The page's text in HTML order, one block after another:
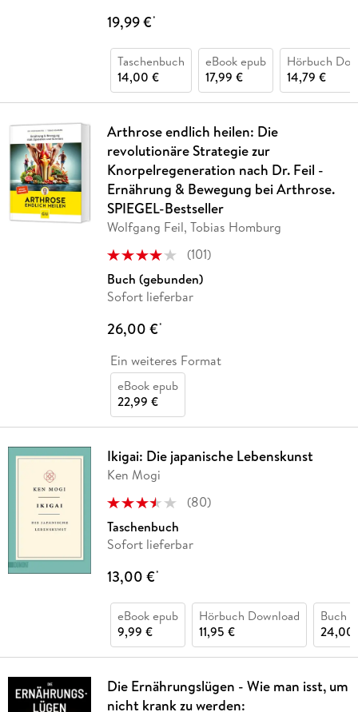
19,99 €*
Taschenbuch
14,00 €
eBook epub
17,99 €
Hörbuch
14,79 €
Arthrose endlich heilen: Die
revolutionäre Strategie zur
Knorpelregeneration nach Dr. Feil -
Ernährung & Bewegung bei Arthrose.
SPIEGEL-Bestseller
Wolfgang Feil, Tobias Homburg
(101)
Buch (gebunden)
Sofort lieferbar
26,00 €*
Ein weiteres Format
eBook epub
22,99 €
Ikigai: Die japanische Lebenskunst
Ken Mogi
(80)
Taschenbuch
Sofort lieferbar
13,00 €*
eBook epub
9,99 €
Hörbuch Download
11,95 €
Buch
24,00
Die Ernährungslügen - Wie man isst, um
nicht krank zu werden: